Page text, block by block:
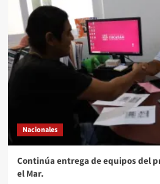
Nacionales
Continúa entrega de equipos del
el Mar.